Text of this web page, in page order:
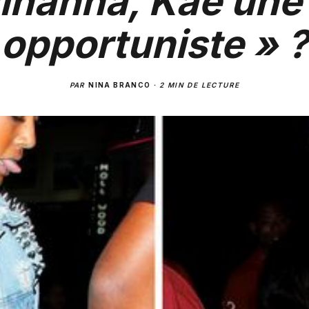
opportuniste » ?
PARNINA BRANCO · 2 MIN DE LECTURE